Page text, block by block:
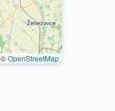
©OpenStreetMap